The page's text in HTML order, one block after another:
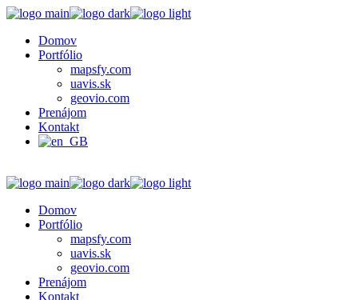
Domov
Portfólio
mapsfy.com
uavis.sk
geovio.com
Prenájom
Kontakt
Domov
Portfólio
mapsfy.com
uavis.sk
geovio.com
Prenájom
Kontakt